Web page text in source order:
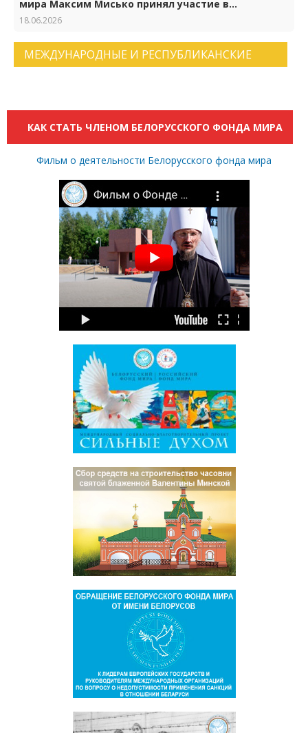
мира Максим Мисько принял участие в
торжествах по случаю 65-летия Российского
18.06.2026
МЕЖДУНАРОДНЫЕ И РЕСПУБЛИКАНСКИЕ
КАК СТАТЬ ЧЛЕНОМ БЕЛОРУССКОГО ФОНДА МИРА
Фильм о деятельности Белорусского фонда мира